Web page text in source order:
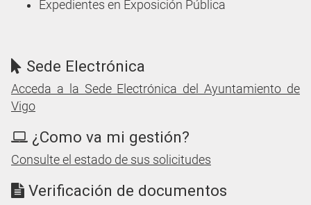
Expedientes en Exposición Pública
Sede Electrónica
Acceda a la Sede Electrónica del Ayuntamiento de
Vigo
¿Como va mi gestión?
Consulte el estado de sus solicitudes
Verificación de documentos